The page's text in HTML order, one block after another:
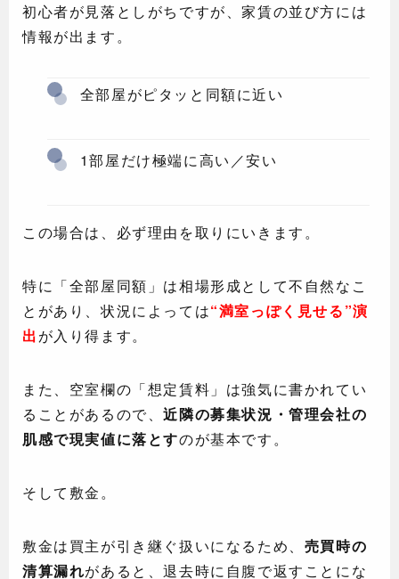
初心者が見落としがちですが、家賃の並び方には
情報が出ます。
全部屋がピタッと同額に近い
1部屋だけ極端に高い／安い
この場合は、必ず理由を取りにいきます。
特に「全部屋同額」は相場形成として不自然なこ
とがあり、状況によっては“満室っぽく見せる”演
出が入り得ます。
また、空室欄の「想定賃料」は強気に書かれてい
ることがあるので、近隣の募集状況・管理会社の
肌感で現実値に落とすのが基本です。
そして敷金。
敷金は買主が引き継ぐ扱いになるため、 売買時の
清算漏れがあると、退去時に自腹で返すことにな